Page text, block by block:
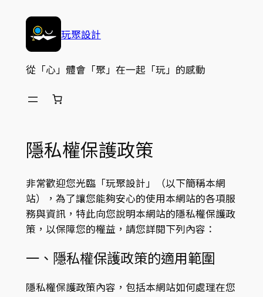
玩聚設計
從「心」體會「聚」在一起「玩」的感動
隱私權保護政策
非常歡迎您光臨「玩聚設計」（以下簡稱本網
站），為了讓您能夠安心的使用本網站的各項服
務與資訊，特此向您說明本網站的隱私權保護政
策，以保障您的權益，請您詳閱下列內容：
一、隱私權保護政策的適用範圍
隱私權保護政策內容，包括本網站如何處理在您